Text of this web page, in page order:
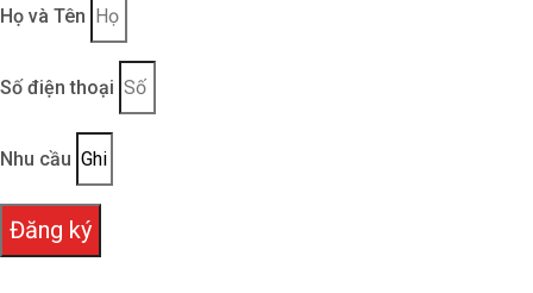
Họ và Tên
Số điện thoại
Nhu cầu
Đăng ký